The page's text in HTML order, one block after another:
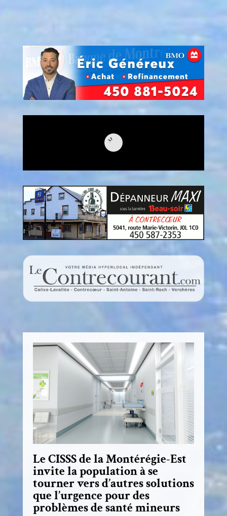
Le CISSS de la Montérégie-Est
invite la population à se
tourner vers d’autres solutions
que l’urgence pour des
problèmes de santé mineurs